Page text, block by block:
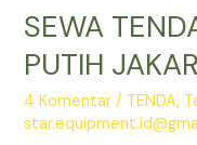
SEWA
PUTIH
4 Komentar / TENDA,